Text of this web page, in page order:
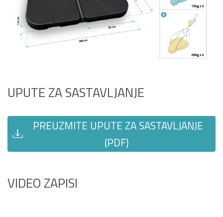
UPUTE ZA SASTAVLJANJE
PREUZMITE UPUTE ZA SASTAVLJANJE
(PDF)
VIDEO ZAPISI